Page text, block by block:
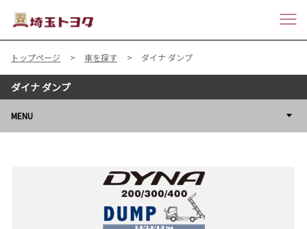
トップページ 車を探す ダイナ ダンプ
ダイナ ダンプ
MENU